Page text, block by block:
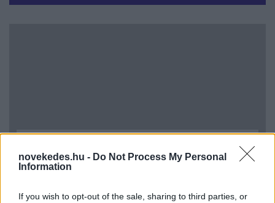
novekedes.hu - Do Not Process My Personal
Information
If you wish to opt-out of the sale, sharing to third parties, or
állam